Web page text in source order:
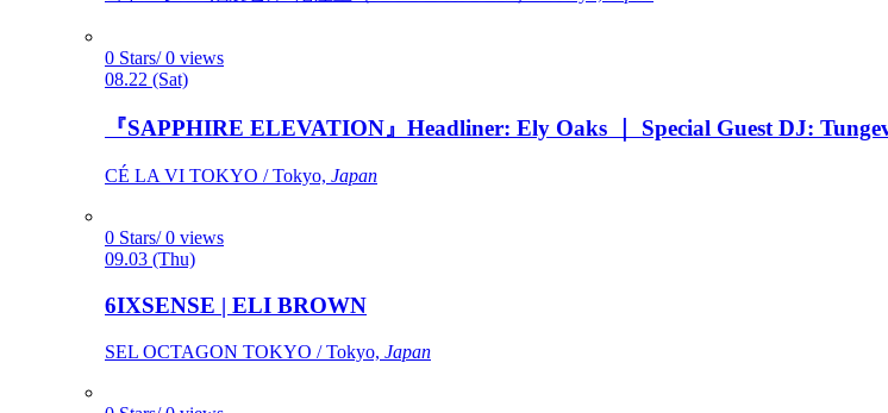
0 Stars/ 0 views
08.22 (Sat)
『SAPPHIRE ELEVATION』Headliner: Ely Oaks ｜ Special Guest DJ:
CÉ LA VI TOKYO / Tokyo, Japan
0 Stars/ 0 views
09.03 (Thu)
6IXSENSE | ELI BROWN
SEL OCTAGON TOKYO / Tokyo, Japan